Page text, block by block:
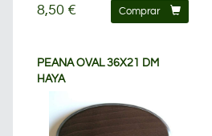
8,50 € Comprar
PEANA OVAL 36X21 DM
HAYA